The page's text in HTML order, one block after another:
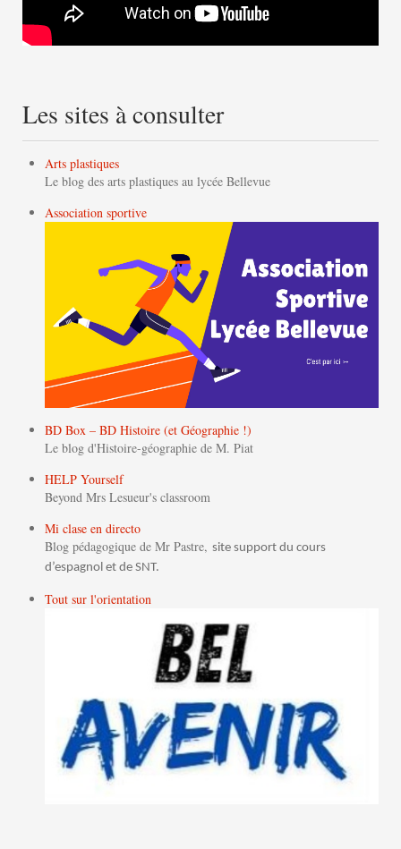
Les sites à consulter
Arts plastiques
Le blog des arts plastiques au lycée Bellevue
Association sportive
BD Box – BD Histoire (et Géographie !)
Le blog d'Histoire-géographie de M. Piat
HELP Yourself
Beyond Mrs Lesueur's classroom
Mi clase en directo
Blog pédagogique de Mr Pastre, site support du cours
d’espagnol et de SNT.
Tout sur l'orientation